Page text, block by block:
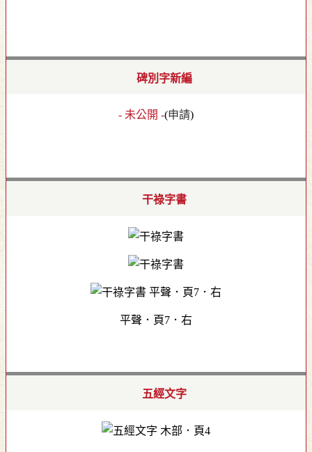
碑別字新編
- 未公開 -(申請)
干祿字書
平聲．頁7．右
五經文字